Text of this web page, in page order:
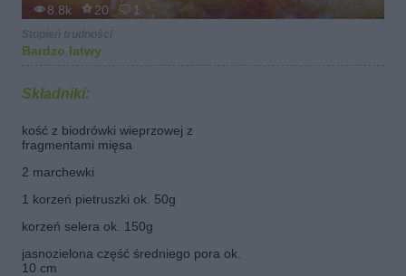
8.8k 20 1
Bardzo łatwy
Składniki:
kość z biodrówki wieprzowej z
fragmentami mięsa
2 marchewki
1 korzeń pietruszki ok. 50g
korzeń selera ok. 150g
jasnozielona część średniego pora ok.
10 cm